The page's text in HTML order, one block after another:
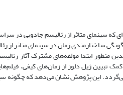
که سینمای متاثر از رئالیسم جادویی در
ساختارمندی زمان در سینمای متاثر از
منظور ابتدا مولفه‌های مشترک آثار
ژیل دلوز از زمان‌های کیفی،
این پژوهش نشان می‌دهد که چگونه